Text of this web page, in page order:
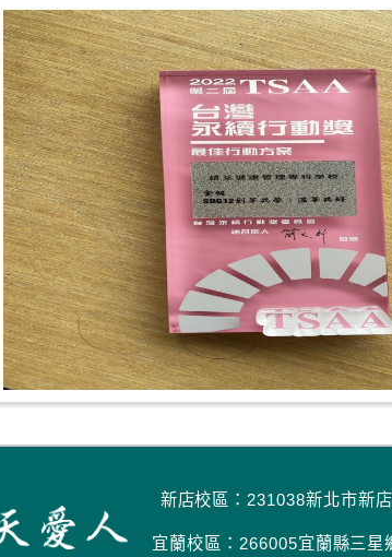
新店校區：231038新北市新
宜蘭校區：266005宜蘭縣三